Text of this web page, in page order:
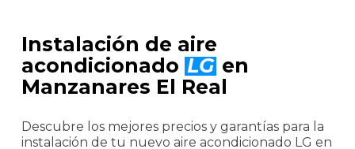
Instalación de aire
acondicionado LG en
Manzanares El Real
Descubre los mejores precios y garantías para la
instalación de tu nuevo aire acondicionado LG en